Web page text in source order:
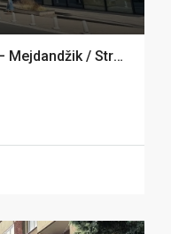
Jednosoban stan – ZENICA – Mejdandžik / Strogi centar